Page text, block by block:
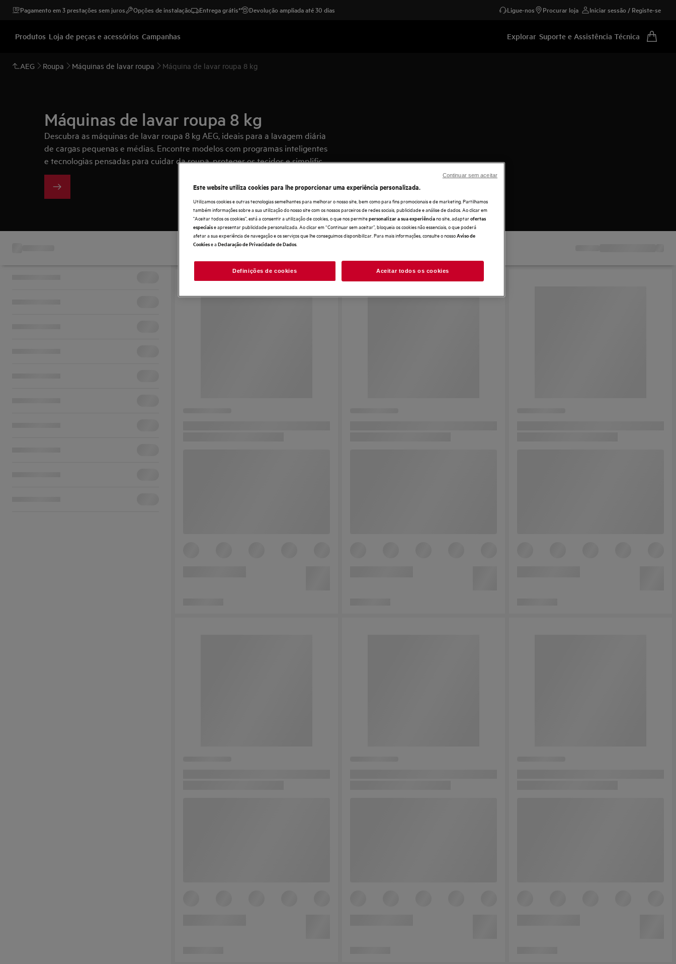
Pagamento em 3 prestações sem juros Opções de instalação Entrega grátis* Devolução ampliada até 30 dias Ligue-nos Procurar loja Iniciar sessão / Registe-se
Produtos Loja de peças e acessórios Campanhas Explorar Suporte e Assistência Técnica
AEG Roupa Máquinas de lavar roupa Máquina de lavar roupa 8 kg
Máquinas de lavar roupa 8 kg
Descubra as máquinas de lavar roupa 8 kg AEG, ideais para a lavagem diária
de cargas pequenas e médias. Encontre modelos com programas inteligentes
e tecnologias pensadas para cuidar da roupa, proteger os tecidos e simplificar
a rotina.
Este website utiliza cookies para lhe proporcionar uma experiência personalizada.
Utilizamos cookies e outras tecnologias semelhantes para melhorar o nosso site, bem como para fins promocionais e de marketing. Partilhamos
também informações sobre a sua utilização do nosso site com os nossos parceiros de redes sociais, publicidade e análise de dados. Ao clicar em
"Aceitar todos os cookies”, está a consentir a utilização de cookies, o que nos permitepersonalizar a sua experiênciano site, adaptarofertas
especiaise apresentar publicidade personalizada. Ao clicar em “Continuar sem aceitar”, bloqueia os cookies não essenciais, o que poderá
afetar a sua experiência de navegação e os serviços que lhe conseguimos disponibilizar. Para mais informações, consulte o nossoAviso de
Cookiese aDeclaração de Privacidade de Dados
Definições de cookies Aceitar todos os cookies
Continuar sem aceitar